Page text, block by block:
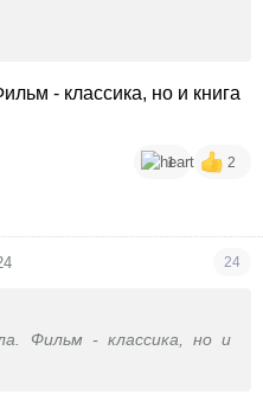
- классика, но и книга
1 2
24
Фильм - классика, но и